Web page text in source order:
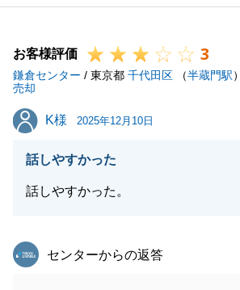
またの機会がございましたら、いつ
お客様評価 3
鎌倉センター / 東京都 千代田区 （半蔵門駅
売却
K様
K様 2025年12月10日
話しやすかった
話しやすかった。
東急リバブル
センターからの返答